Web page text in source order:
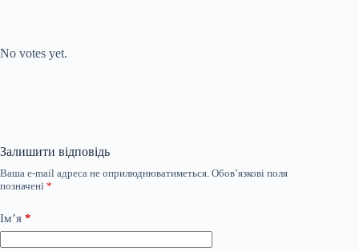
No votes yet.
Залишити відповідь
Ваша e-mail адреса не оприлюднюватиметься. Обов’язкові поля
позначені *
Ім’я *